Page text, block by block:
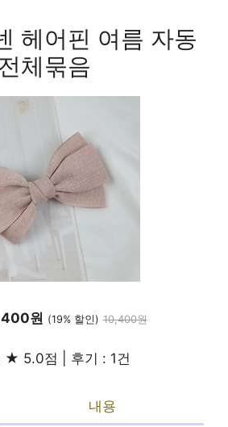
헤어핀 여름 자동
체묶음
원 (19% 할인) 10,400원
★ 5.0점 | 후기 : 1건
내용